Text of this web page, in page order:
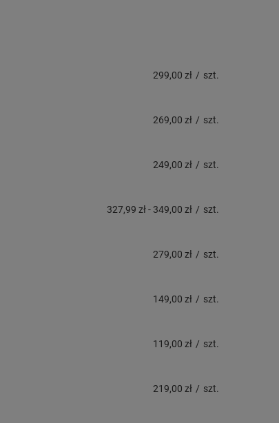
299,00 zł / szt.
269,00 zł / szt.
249,00 zł / szt.
327,99 zł- 349,00 zł / szt.
279,00 zł / szt.
149,00 zł / szt.
119,00 zł / szt.
219,00 zł / szt.